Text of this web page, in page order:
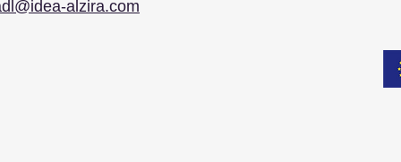
alzira.com